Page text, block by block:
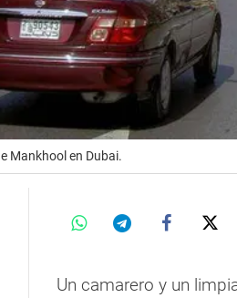
Mankhool en Dubai.
Un camarero y un